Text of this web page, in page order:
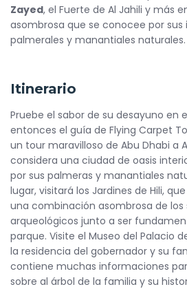
Zayed, el Fuerte de Al Jahili y más
asombrosa que se conocee por sus
palmerales y manantiales naturales.
Itinerario
Pruebe el sabor de su desayuno en
entonces el guía de Flying Carpet
un tour maravilloso de Abu Dhabi a
considera una ciudad de oasis
por sus palmeras y manantiales
lugar, visitará los Jardines de Hili,
una combinación asombrosa de los
arqueológicos junto a ser
parque. Visite el Museo del Palacio
la residencia del gobernador y su
contiene muchas informaciones
sobre al árbol de la familia y su